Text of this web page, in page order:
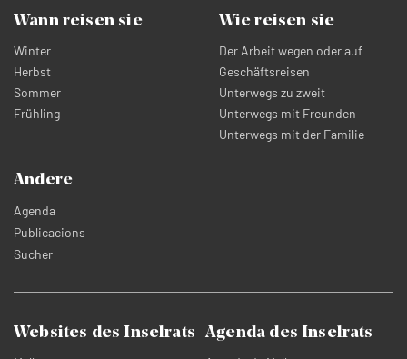
Wann reisen sie
Winter
Herbst
Sommer
Frühling
Wie reisen sie
Der Arbeit wegen oder auf
Geschäftsreisen
Unterwegs zu zweit
Unterwegs mit Freunden
Unterwegs mit der Familie
Andere
Agenda
Publicacions
Sucher
Websites des Inselrats Agenda des Inselrats